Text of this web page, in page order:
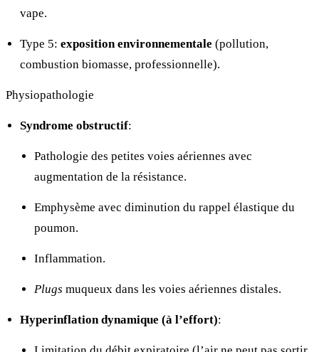
vape.
Type 5: exposition environnementale (pollution,
combustion biomasse, professionnelle).
Physiopathologie
Syndrome obstructif:
Pathologie des petites voies aériennes avec
augmentation de la résistance.
Emphysème avec diminution du rappel élastique du
poumon.
Inflammation.
Plugs muqueux dans les voies aériennes distales.
Hyperinflation dynamique (à l’effort):